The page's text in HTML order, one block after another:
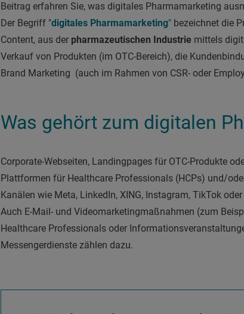
Beitrag erfahren Sie, was digitales Pharmamarketing
Der Begriff "digitales Pharmamarketing" bezeichnet die
Content, aus der pharmazeutischen Industrie mittels
Verkauf von Produkten (im OTC-Bereich), die
Brand Marketing (auch im Rahmen von CSR- oder
Was gehört zum digitalen
Corporate-Webseiten, Landingpages für OTC-Produkte
Plattformen für Healthcare Professionals (HCPs) und/
Kanälen wie Meta, LinkedIn, XING, Instagram, TikTok
Auch E-Mail- und Videomarketingmaßnahmen (zum
Healthcare Professionals oder
Messengerdienste zählen dazu.